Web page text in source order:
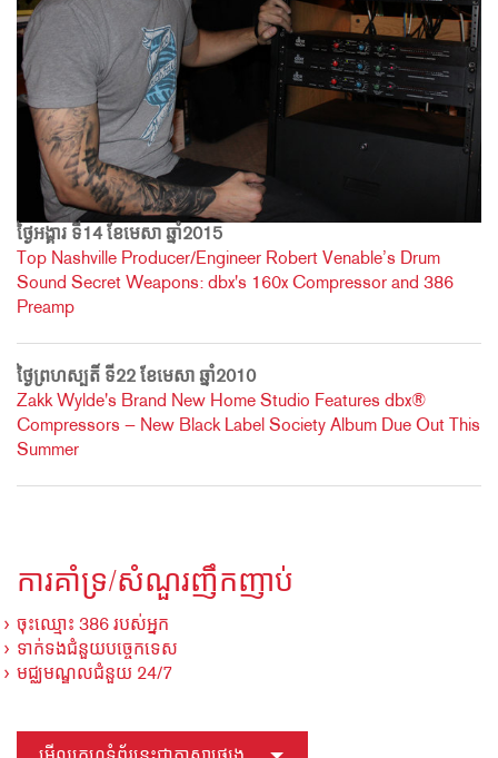
ថ្ងៃអង្គារ ទី14 ខែមេសា ឆ្នាំ2015
Top Nashville Producer/Engineer Robert Venable’s Drum
Sound Secret Weapons: dbx's 160x Compressor and 386
Preamp
ថ្ងៃព្រហស្បតិ៍ ទី22 ខែមេសា ឆ្នាំ2010
Zakk Wylde's Brand New Home Studio Features dbx®
Compressors — New Black Label Society Album Due Out This
Summer
ការគាំទ្រ/សំណួរញឹកញាប់
ចុះឈ្មោះ 386 របស់អ្នក
ទាក់ទងជំនួយបច្ចេកទេស
មជ្ឈមណ្ឌលជំនួយ 24/7